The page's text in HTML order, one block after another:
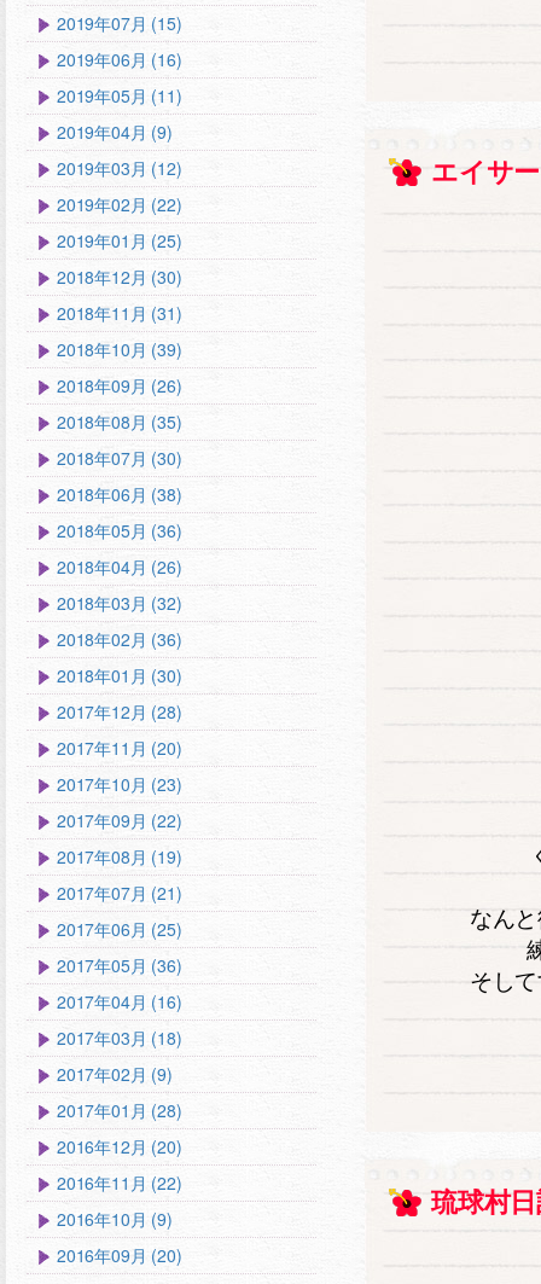
エイサー
なん
そし
琉球村
2019年07月 (15)
2019年06月 (16)
2019年05月 (11)
2019年04月 (9)
2019年03月 (12)
2019年02月 (22)
2019年01月 (25)
2018年12月 (30)
2018年11月 (31)
2018年10月 (39)
2018年09月 (26)
2018年08月 (35)
2018年07月 (30)
2018年06月 (38)
2018年05月 (36)
2018年04月 (26)
2018年03月 (32)
2018年02月 (36)
2018年01月 (30)
2017年12月 (28)
2017年11月 (20)
2017年10月 (23)
2017年09月 (22)
2017年08月 (19)
2017年07月 (21)
2017年06月 (25)
2017年05月 (36)
2017年04月 (16)
2017年03月 (18)
2017年02月 (9)
2017年01月 (28)
2016年12月 (20)
2016年11月 (22)
2016年10月 (9)
2016年09月 (20)